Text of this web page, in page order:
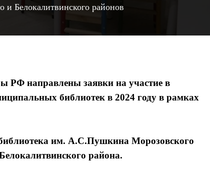
и Белокалитвинского районов
РФ направлены заявки на участие в
библиотек в 2024 году в рамках
им. А.С.Пушкина Морозовского
района.